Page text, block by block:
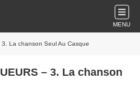
MENU
La chanson Seul Au Casque
– 3. La chanson